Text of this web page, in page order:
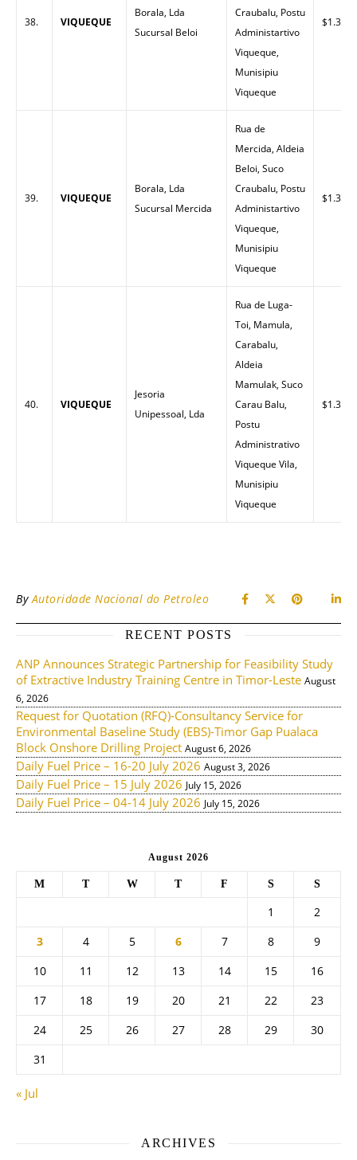
38. VIQUEQUE
Borala, Lda
Sucursal Beloi
Craubalu, Postu
Administartivo
Viqueque,
Munisipiu
Viqueque
$1.32
39. VIQUEQUE
Borala, Lda
Sucursal Mercida
Rua de
Mercida, Aldeia
Beloi, Suco
Craubalu, Postu
Administartivo
Viqueque,
Munisipiu
Viqueque
$1.32
40. VIQUEQUE
Jesoria
Unipessoal, Lda
Rua de Luga-
Toi, Mamula,
Carabalu,
Aldeia
Mamulak, Suco
Carau Balu,
Postu
Administrativo
Viqueque Vila,
Munisipiu
Viqueque
$1.33
ByAutoridade Nacional do Petroleo
RECENT POSTS
ANP Announces Strategic Partnership for Feasibility Study
of Extractive Industry Training Centre in Timor-Leste August
6, 2026
Request for Quotation (RFQ)-Consultancy Service for
Environmental Baseline Study (EBS)-Timor Gap Pualaca
Block Onshore Drilling Project August 6, 2026
Daily Fuel Price – 16-20 July 2026 August 3, 2026
Daily Fuel Price – 15 July 2026 July 15, 2026
Daily Fuel Price – 04-14 July 2026 July 15, 2026
August 2026
M T W T F S S
1
2
3
4 5 6 7 8
9
10
11 12 13 14 15
16
17
18 19 20 21 22
23
24
25 26 27 28 29
30
31
« Jul
ARCHIVES